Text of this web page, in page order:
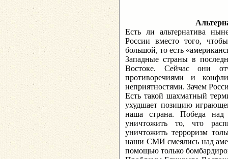
Есть ли альтернатива
России вместо того,
большой, то есть
Западные страны в
Востоке. Сейчас они
противоречиями и
неприятностями. Зачем
Есть такой шахматный
ухудшает позицию
наша страна. Победа
уничтожить то, что
уничтожить терроризм
наши СМИ смеялись над
помощью только